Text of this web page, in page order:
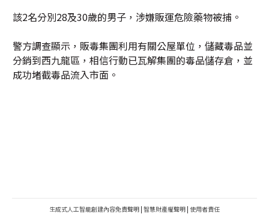
該2名分別28及30歲的男子，涉嫌販運危險藥物被捕。
警方調查顯示，販毒集團利用有關公屋單位，儲藏毒品並
分銷到西九龍區，相信行動已瓦解集團的毒品儲存倉，並
成功堵截毒品流入市面。
生成式人工智能創建內容免責聲明 | 智慧財產權聲明 | 使用者責任